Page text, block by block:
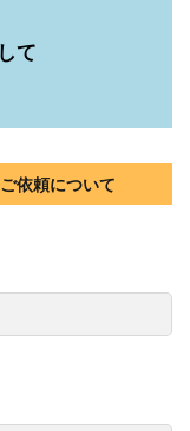
て
依頼について